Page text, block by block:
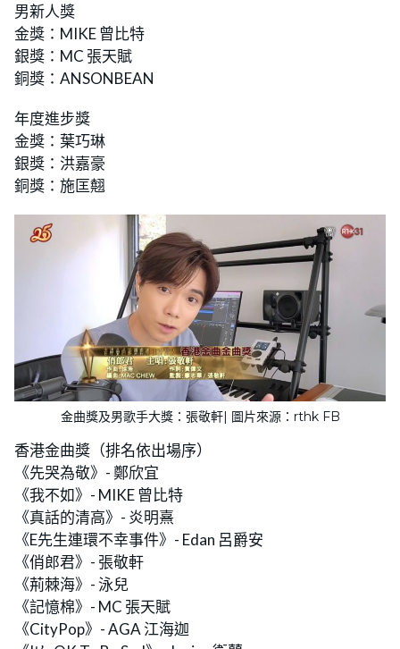
男新人獎
金獎：MIKE 曾比特
銀獎：MC 張天賦
銅獎：ANSONBEAN
年度進步獎
金獎：葉巧琳
銀獎：洪嘉豪
銅獎：施匡翹
金曲獎及男歌手大獎：張敬軒| 圖片來源：rthk FB
香港金曲獎（排名依出場序）
《先哭為敬》- 鄭欣宜
《我不如》- MIKE 曾比特
《真話的清高》- 炎明熹
《E先生連環不幸事件》- Edan 呂爵安
《俏郎君》- 張敬軒
《荊棘海》- 泳兒
《記憶棉》- MC 張天賦
《CityPop》- AGA 江海迦